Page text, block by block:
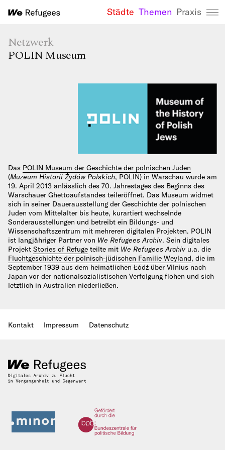
We Refugees
Städte Themen Praxis
Netzwerk
POLIN Museum
Das POLIN Museum der Geschichte der polnischen Juden
(Muzeum Historii Żydów Polskich, POLIN) in Warschau wurde am
19. April 2013 anlässlich des 70. Jahrestages des Beginns des
Warschauer Ghettoaufstandes teileröffnet. Das Museum widmet
sich in seiner Dauerausstellung der Geschichte der polnischen
Juden vom Mittelalter bis heute, kurartiert wechselnde
Sonderausstellungen und betreibt ein Bildungs- und
Wissenschaftszentrum mit mehreren digitalen Projekten. POLIN
ist langjähriger Partner von We Refugees Archiv. Sein digitales
Projekt Stories of Refuge teilte mit We Refugees Archiv u.a. die
Fluchtgeschichte der polnisch-jüdischen Familie Weyland, die im
September 1939 aus dem heimatlichen Łódź über Vilnius nach
Japan vor der nationalsozialistischen Verfolgung flohen und sich
letztlich in Australien niederließen.
Kontakt Impressum Datenschutz